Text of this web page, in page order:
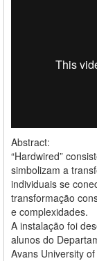
Abstract:
“Hardwired”
simbolizam a
individuais se
transformação
e complexidades.
A instalação foi
alunos do
Avans University